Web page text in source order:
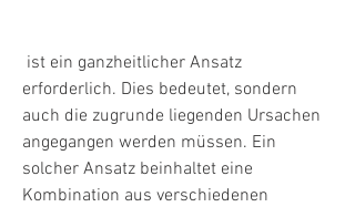
erforderlich. Dies bedeutet, sondern
auch die zugrunde liegenden Ursachen
angegangen werden müssen. Ein
solcher Ansatz beinhaltet eine
Kombination aus verschiedenen